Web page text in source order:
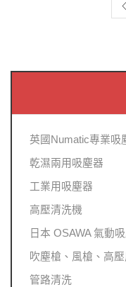
英國Numatic專業吸
乾濕兩用吸塵器
工業用吸塵器
高壓清洗機
日本 OSAWA 氣動
吹塵槍、風槍、高
管路清洗